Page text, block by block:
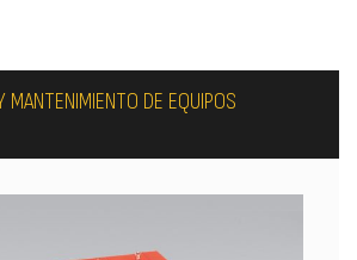
MANTENIMIENTO DE EQUIPOS